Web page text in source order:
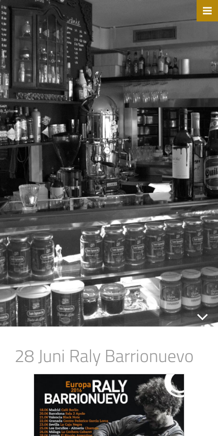
28 Juni Raly Barrionuevo